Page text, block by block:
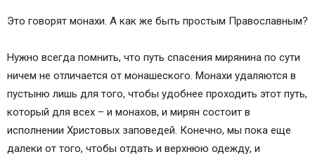
Это говорят монахи. А как же быть простым Православным?
Нужно всегда помнить, что путь спасения мирянина по сути
ничем не отличается от монашеского. Монахи удаляются в
пустыню лишь для того, чтобы удобнее проходить этот путь,
который для всех – и монахов, и мирян состоит в
исполнении Христовых заповедей. Конечно, мы пока еще
далеки от того, чтобы отдать и верхнюю одежду, и